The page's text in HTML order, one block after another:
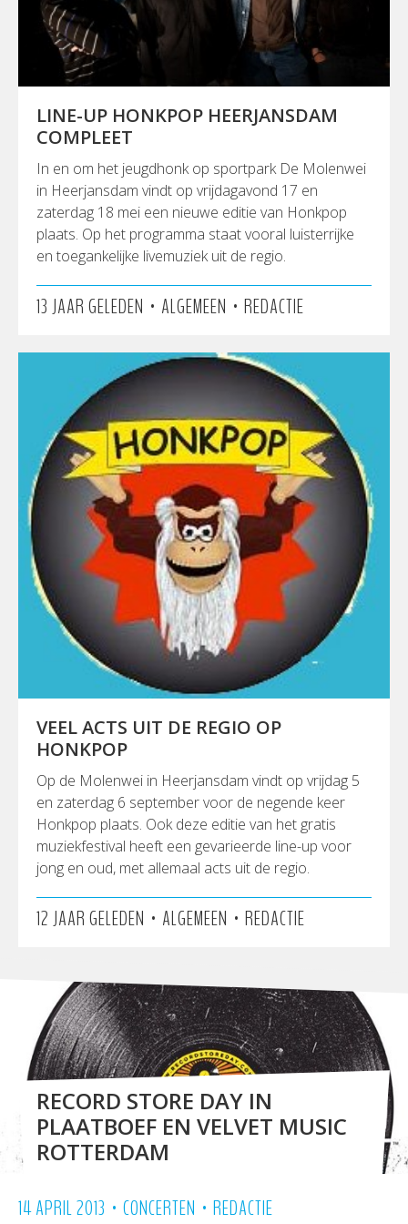
LINE-UP HONKPOP HEERJANSDAM
COMPLEET
In en om het jeugdhonk op sportpark De Molenwei
in Heerjansdam vindt op vrijdagavond 17 en
zaterdag 18 mei een nieuwe editie van Honkpop
plaats. Op het programma staat vooral luisterrijke
en toegankelijke livemuziek uit de regio.
13 JAAR GELEDEN • ALGEMEEN • REDACTIE
VEEL ACTS UIT DE REGIO OP
HONKPOP
Op de Molenwei in Heerjansdam vindt op vrijdag 5
en zaterdag 6 september voor de negende keer
Honkpop plaats. Ook deze editie van het gratis
muziekfestival heeft een gevarieerde line-up voor
jong en oud, met allemaal acts uit de regio.
12 JAAR GELEDEN • ALGEMEEN • REDACTIE
RECORD STORE DAY IN
PLAATBOEF EN VELVET MUSIC
ROTTERDAM
14 APRIL 2013 • CONCERTEN • REDACTIE